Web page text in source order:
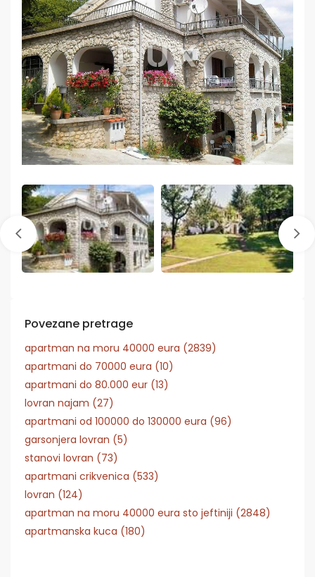
Povezane pretrage
apartman na moru 40000 eura (2839)
apartmani do 70000 eura (10)
apartmani do 80.000 eur (13)
lovran najam (27)
apartmani od 100000 do 130000 eura (96)
garsonjera lovran (5)
stanovi lovran (73)
apartmani crikvenica (533)
lovran (124)
apartman na moru 40000 eura sto jeftiniji (2848)
apartmanska kuca (180)